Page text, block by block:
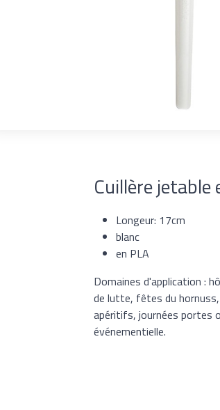
Cuillère jetable
Longeur: 17cm
blanc
en PLA
Domaines d'application :
de lutte, fêtes du
apéritifs, journées portes
événementielle.